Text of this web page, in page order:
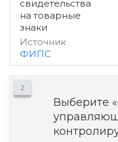
свидетельства
на товарные
знаки
Источник
ФИПС
2
Выберите